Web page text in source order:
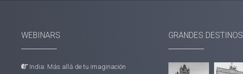
WEBINARS
India: Más allá de tu imaginación
GRANDES DESTINOS